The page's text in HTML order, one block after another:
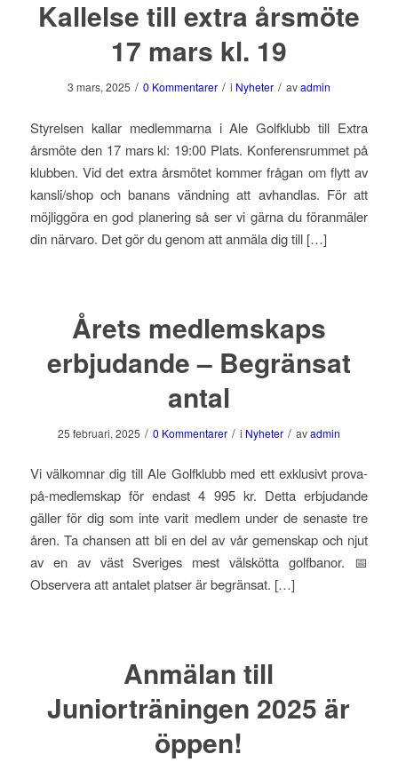
Kallelse till extra årsmöte
17 mars kl. 19
3 mars, 2025 / 0 Kommentarer / i Nyheter / avadmin
Styrelsen kallar medlemmarna i Ale Golfklubb till Extra
årsmöte den 17 mars kl: 19:00 Plats. Konferensrummet på
klubben. Vid det extra årsmötet kommer frågan om flytt av
kansli/shop och banans vändning att avhandlas. För att
möjliggöra en god planering så ser vi gärna du föranmäler
din närvaro. Det gör du genom att anmäla dig till […]
Årets medlemskaps
erbjudande – Begränsat
antal
25 februari, 2025 / 0 Kommentarer / i Nyheter / avadmin
Vi välkomnar dig till Ale Golfklubb med ett exklusivt prova-
på-medlemskap för endast 4 995 kr. Detta erbjudande
gäller för dig som inte varit medlem under de senaste tre
åren. Ta chansen att bli en del av vår gemenskap och njut
av en av väst Sveriges mest välskötta golfbanor. 📅
Observera att antalet platser är begränsat. […]
Anmälan till
Juniorträningen 2025 är
öppen!